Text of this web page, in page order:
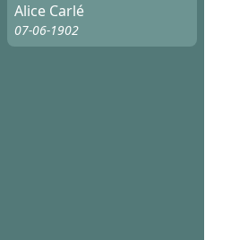
Alice Carlé
07-06-1902